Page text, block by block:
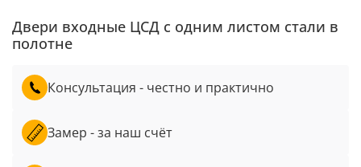
Двери входные ЦСД с одним листом стали в
полотне
Консультация - честно и практично
Замер - за наш счёт